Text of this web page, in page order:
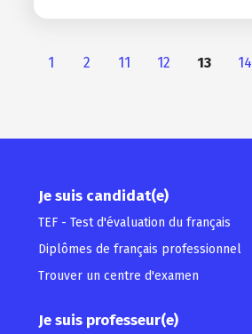
1 2 11 12 13 14
Je suis candidat(e)
TEF - Test d'évaluation du français
Diplômes de français professionnel
Trouver un centre d'examen
Je suis professeur(e)